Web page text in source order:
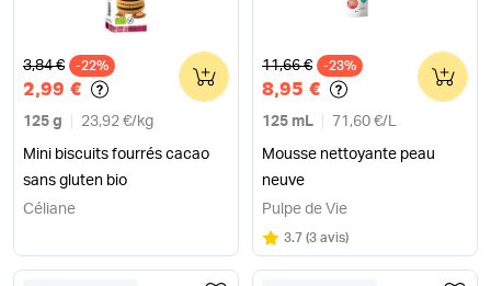
Ancien prix
3,84 € -22%
2,99 €
125 g 23,92 €/ kg
Mini biscuits fourrés cacao
sans gluten bio
0
Céliane
Ancien prix
11,66 € -23%
8,95 €
125 mL 71,60 €/ L
Mousse nettoyante peau
neuve
0
Pulpe de Vie
Note
3.7 sur 5
(3 avis)